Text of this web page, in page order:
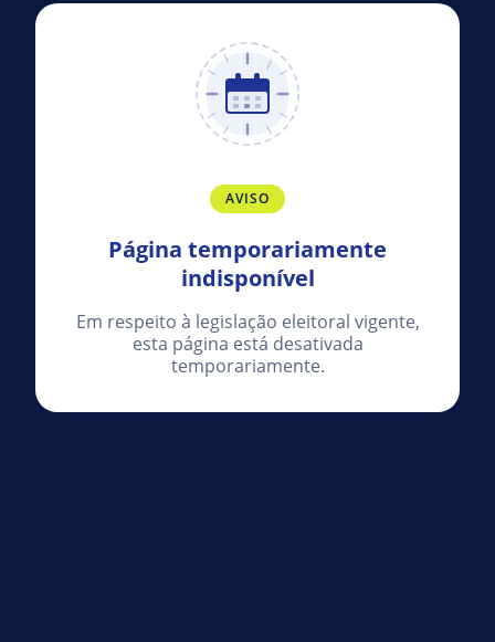
AVISO
Página temporariamente
indisponível
Em respeito à legislação eleitoral vigente,
esta página está desativada
temporariamente.